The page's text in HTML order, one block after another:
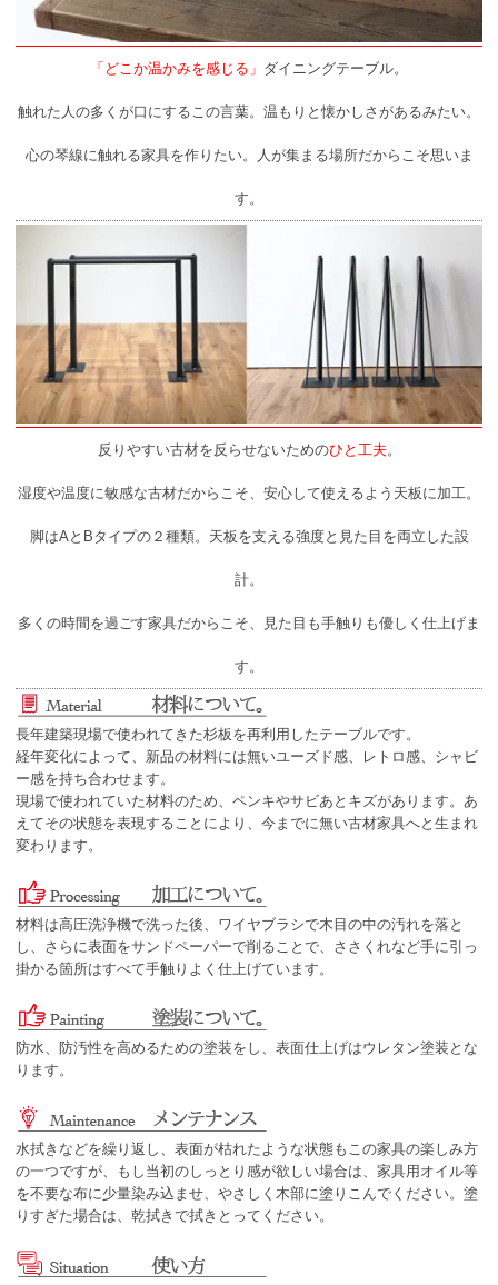
「どこか温かみを感じる」 ダイニングテーブル。
触れた人の多くが口にするこの言葉。温もりと懐かしさがあるみたい。
心の琴線に触れる家具を作りたい。人が集まる場所だからこそ思いま
す。
反りやすい古材を反らせないためのひと工夫。
湿度や温度に敏感な古材だからこそ、安心して使えるよう天板に加工。
脚はAとBタイプの２種類。天板を支える強度と見た目を両立した設
計。
多くの時間を過ごす家具だからこそ、見た目も手触りも優しく仕上げま
す。
長年建築現場で使われてきた杉板を再利用したテーブルです。
経年変化によって、新品の材料には無いユーズド感、レトロ感、シャビ
ー感を持ち合わせます。
現場で使われていた材料のため、ペンキやサビあとキズがあります。あ
えてその状態を表現することにより、今までに無い古材家具へと生まれ
変わります。
材料は高圧洗浄機で洗った後、ワイヤブラシで木目の中の汚れを落と
し、さらに表面をサンドペーパーで削ることで、ささくれなど手に引っ
掛かる箇所はすべて手触りよく仕上げています。
防水、防汚性を高めるための塗装をし、表面仕上げはウレタン塗装とな
ります。
水拭きなどを繰り返し、表面が枯れたような状態もこの家具の楽しみ方
の一つですが、もし当初のしっとり感が欲しい場合は、家具用オイル等
を不要な布に少量染み込ませ、やさしく木部に塗りこんでください。塗
りすぎた場合は、乾拭きで拭きとってください。